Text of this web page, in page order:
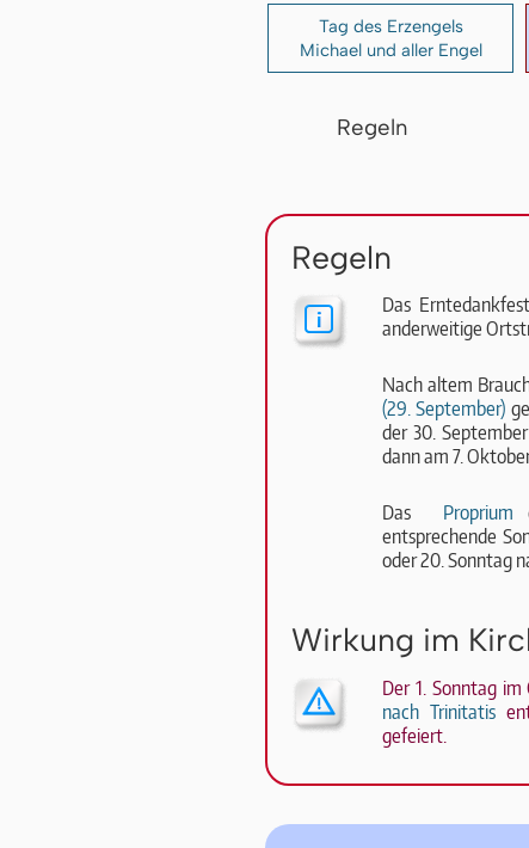
Tag des Erzengels
Michael und aller Engel
Regeln
Regeln
Das
anderweitige
Nach altem
(29. September)
der 30.
dann am 7.
Das Proprium
entsprechende
oder 20. Sonntag
Wirkung im
Der 1. Sonntag
nach Trinitatis
gefeiert.